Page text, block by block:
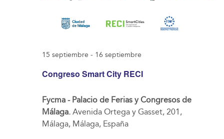
Congreso Smart City RECI
15 septiembre - 16 septiembre
Fycma - Palacio de Ferias y Congresos de
Málaga. Avenida Ortega y Gasset, 201,
Málaga, Málaga, España